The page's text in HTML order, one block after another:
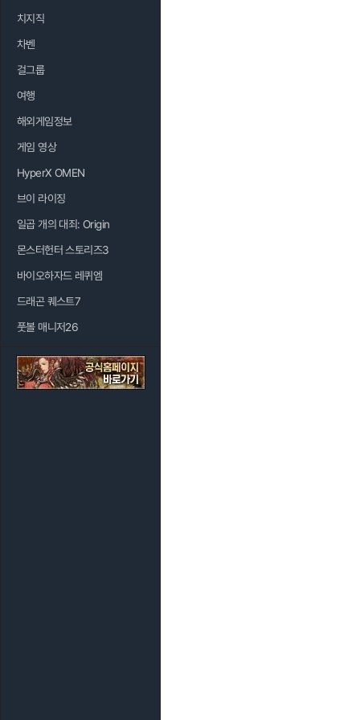
치지직
차벤
걸그룹
여행
해외게임정보
게임 영상
HyperX OMEN
브이 라이징
일곱 개의 대죄: Origin
몬스터헌터 스토리즈3
바이오하자드 레퀴엠
드래곤 퀘스트7
풋볼 매니저26